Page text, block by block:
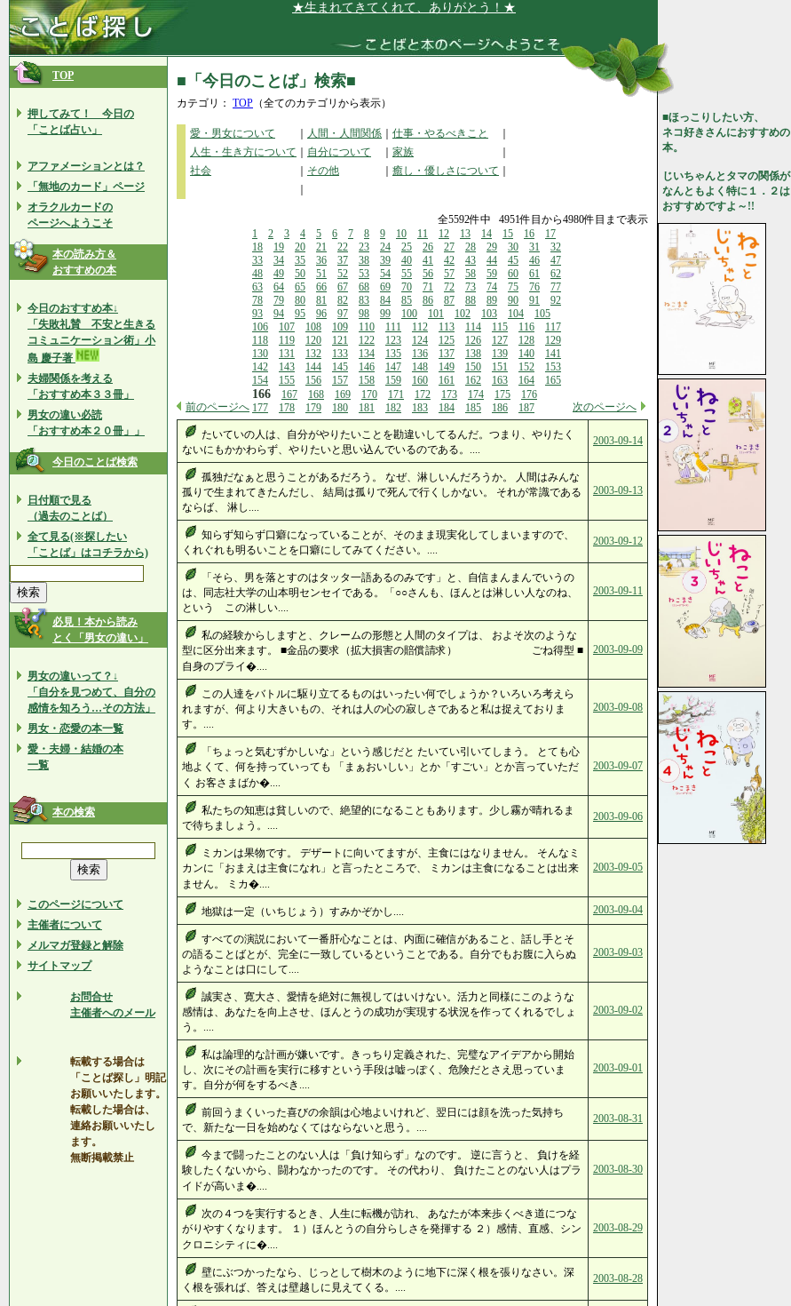
★生まれてきてくれて、ありがとう！★
TOP
押してみて！ 今日の
「ことば占い」
アファメーションとは？
「無地のカード」ページ
オラクルカードの
ページへようこそ
本の読み方＆
おすすめの本
今日のおすすめ本↓
「失敗礼賛 不安と生きる
コミュニケーション術」小
島 慶子著
夫婦関係を考える
「おすすめ本３３冊」
男女の違い必読
「おすすめ本２０冊」」
今日のことば検索
日付順で見る
（過去のことば）
全て見る(※探したい
「ことば」はコチラから)
必見！本から読み
とく「男女の違い」
男女の違いって？↓
「自分を見つめて、自分の
感情を知ろう…その方法」
男女・恋愛の本一覧
愛・夫婦・結婚の本
一覧
本の検索
このページについて
主催者について
メルマガ登録と解除
サイトマップ
お問合せ
主催者へのメール
転載する場合は
「ことば探し」明記
お願いいたします。
転載した場合は、
連絡お願いいたし
ます。
無断掲載禁止
■「今日のことば」検索■
カテゴリ： TOP （全てのカテゴリから表示）
愛・男女について 人間・人間関係 仕事・やるべきこと
人生・生き方について
自分について 家族
社会
その他 癒し・優しさについて
全5592件中 4951件目から4980件目まで表示
前のページへ
1 2 3 4 5 6 7 8 9 10 11 12 13 14 15 16
17
18
19 20 21 22 23 24 25 26 27 28 29 30 31
32
33
34 35 36 37 38 39 40 41 42 43 44 45 46
47
48
49 50 51 52 53 54 55 56 57 58 59 60 61
62
63
64 65 66 67 68 69 70 71 72 73 74 75 76
77
78
79 80 81 82 83 84 85 86 87 88 89 90 91
92
93
94 95 96 97 98 99 100 101 102 103 104
105
106
107 108 109 110 111 112 113 114 115 116
117
118
119 120 121 122 123 124 125 126 127 128
129
130
131 132 133 134 135 136 137 138 139 140
141
142
143 144 145 146 147 148 149 150 151 152
153
154
155 156 157 158 159 160 161 162 163 164 165
166 167 168 169 170 171 172 173 174 175
176
177
178 179 180 181 182 183 184 185 186 187 次のページへ
たいていの人は、自分がやりたいことを勘違いしてるんだ。つまり、やりたく
ないにもかかわらず、やりたいと思い込んでいるのである。....
2003-09-14
孤独だなぁと思うことがあるだろう。 なぜ、淋しいんだろうか。 人間はみんな
孤りで生まれてきたんだし、 結局は孤りで死んで行くしかない。 それが常識である
ならば、 淋し....
2003-09-13
知らず知らず口癖になっていることが、そのまま現実化してしまいますので、
くれぐれも明るいことを口癖にしてみてください。....
2003-09-12
「そら、男を落とすのはタッタ一語あるのみです」と、自信まんまんでいうの
は、同志社大学の山本明センセイである。「○○さんも、ほんとは淋しい人なのね、
という この淋しい....
2003-09-11
私の経験からしますと、クレームの形態と人間のタイプは、 およそ次のような
型に区分出来ます。 ■金品の要求（拡大損害の賠償請求） ごね得型 ■
自身のプライ�....
2003-09-09
この人達をバトルに駆り立てるものはいったい何でしょうか？いろいろ考えら
れますが、何より大きいもの、それは人の心の寂しさであると私は捉えておりま
す。....
2003-09-08
「ちょっと気むずかしいな」という感じだと たいてい引いてしまう。 とても心
地よくて、何を持っていっても 「まぁおいしい」とか「すごい」とか言っていただ
く お客さまばか�....
2003-09-07
私たちの知恵は貧しいので、絶望的になることもあります。少し霧が晴れるま
で待ちましょう。....
2003-09-06
ミカンは果物です。 デザートに向いてますが、主食にはなりません。 そんなミ
カンに「おまえは主食になれ」と言ったところで、 ミカンは主食になることは出来
ません。 ミカ�....
2003-09-05
地獄は一定（いちじょう）すみかぞかし.... 2003-09-04
すべての演説において一番肝心なことは、内面に確信があること、話し手とそ
の語ることばとが、完全に一致しているということである。自分でもお腹に入らぬ
ようなことは口にして....
2003-09-03
誠実さ、寛大さ、愛情を絶対に無視してはいけない。活力と同様にこのような
感情は、あなたを向上させ、ほんとうの成功が実現する状況を作ってくれるでしょ
う。....
2003-09-02
私は論理的な計画が嫌いです。きっちり定義された、完璧なアイデアから開始
し、次にその計画を実行に移すという手段は嘘っぽく、危険だとさえ思っていま
す。自分が何をするべき....
2003-09-01
前回うまくいった喜びの余韻は心地よいけれど、翌日には顔を洗った気持ち
で、新たな一日を始めなくてはならないと思う。....
2003-08-31
今まで闘ったことのない人は「負け知らず」なのです。 逆に言うと、 負けを経
験したくないから、闘わなかったのです。 その代わり、 負けたことのない人はプラ
イドが高いま�....
2003-08-30
次の４つを実行するとき、人生に転機が訪れ、 あなたが本来歩くべき道につな
がりやすくなります。 １）ほんとうの自分らしさを発揮する ２）感情、直感、シン
クロニシティに�....
2003-08-29
壁にぶつかったなら、じっとして樹木のように地下に深く根を張りなさい。深
く根を張れば、答えは壁越しに見えてくる。....
2003-08-28
■ほっこりしたい方、
ネコ好きさんにおすすめの
本。
じいちゃんとタマの関係が
なんともよく特に１．２は
おすすめですよ～!!